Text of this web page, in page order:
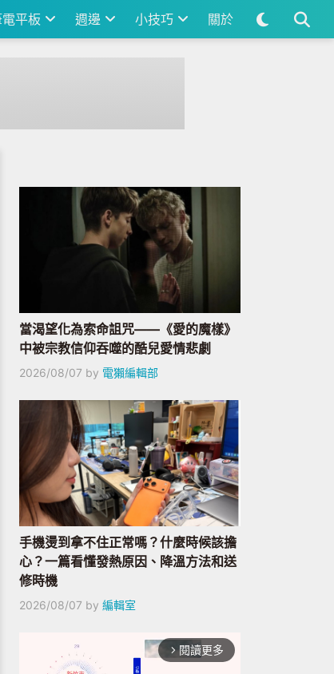
平板 週邊 小技巧 關於
當渴望化為索命詛咒——《愛的魔樣》
中被宗教信仰吞噬的酷兒愛情悲劇
2026/08/07 by 電獺編輯部
手機燙到拿不住正常嗎？什麼時候該擔
心？一篇看懂發熱原因、降溫方法和送
修時機
2026/08/07 by 編輯室
arrow_forward_ios 閱讀更多